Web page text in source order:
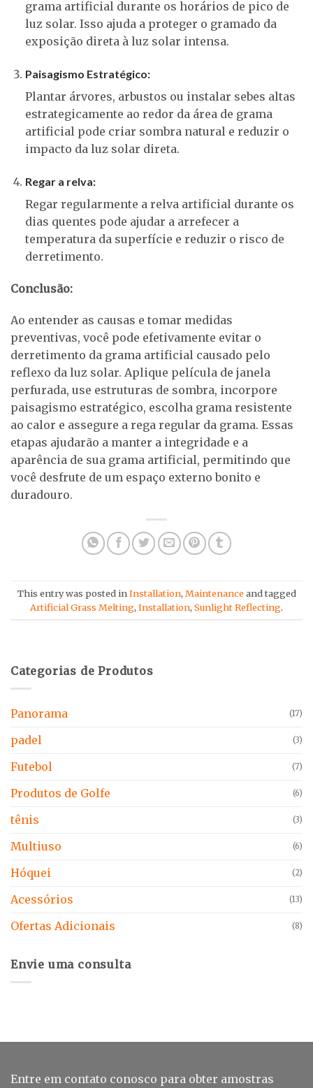
grama artificial durante os horários de pico de
luz solar. Isso ajuda a proteger o gramado da
exposição direta à luz solar intensa.
Paisagismo Estratégico:
Plantar árvores, arbustos ou instalar sebes altas
estrategicamente ao redor da área de grama
artificial pode criar sombra natural e reduzir o
impacto da luz solar direta.
Regar a relva:
Regar regularmente a relva artificial durante os
dias quentes pode ajudar a arrefecer a
temperatura da superfície e reduzir o risco de
derretimento.
Conclusão:
Ao entender as causas e tomar medidas
preventivas, você pode efetivamente evitar o
derretimento da grama artificial causado pelo
reflexo da luz solar. Aplique película de janela
perfurada, use estruturas de sombra, incorpore
paisagismo estratégico, escolha grama resistente
ao calor e assegure a rega regular da grama. Essas
etapas ajudarão a manter a integridade e a
aparência de sua grama artificial, permitindo que
você desfrute de um espaço externo bonito e
duradouro.
This entry was posted inInstallation, Maintenanceand tagged
Artificial Grass Melting, Installation, Sunlight Reflecting.
Categorias de Produtos
Panorama (17)
padel (3)
Futebol (7)
Produtos de Golfe (6)
tênis (3)
Multiuso (6)
Hóquei (2)
Acessórios (13)
Ofertas Adicionais (8)
Envie uma consulta
Entre em contato conosco para obter amostras